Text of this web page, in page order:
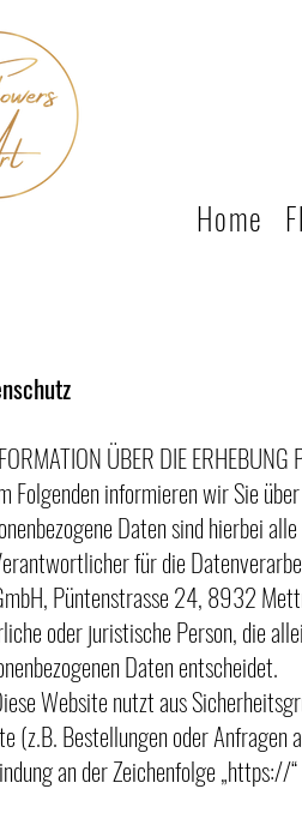
Home
ÜBER DIE
Folgenden informieren wir Sie
Daten sind hierbei
für die
Püntenstrasse 24, 8932
oder juristische Person, die
Daten entscheidet.
Website nutzt aus
(z.B. Bestellungen oder Anfragen
an der Zeichenfolge „https://